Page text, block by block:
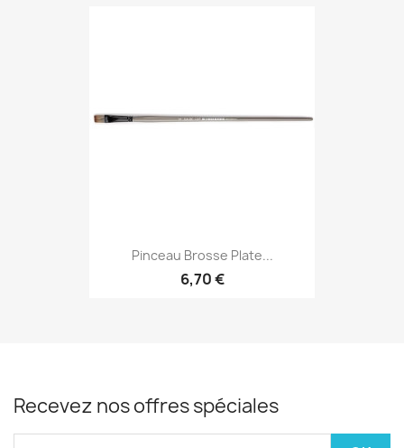
Pinceau Brosse Plate...
6,70 €
Recevez nos offres spéciales